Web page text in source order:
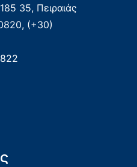
35, Πειραιάς
(+30)